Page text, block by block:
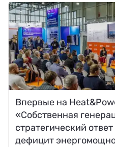
Впервые на
«Собственная
стратегический
дефицит